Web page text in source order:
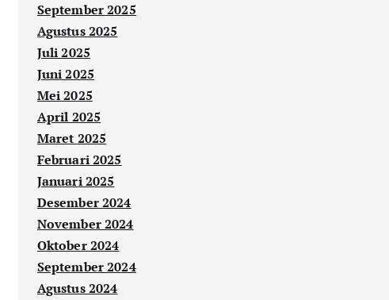
September 2025
Agustus 2025
Juli 2025
Juni 2025
Mei 2025
April 2025
Maret 2025
Februari 2025
Januari 2025
Desember 2024
November 2024
Oktober 2024
September 2024
Agustus 2024